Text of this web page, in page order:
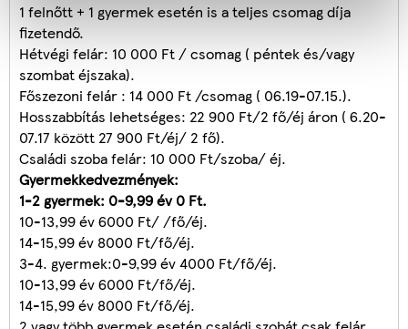
1 felnőtt + 1 gyermek esetén is a teljes csomag díja
fizetendő.
Hétvégi felár: 10 000 Ft / csomag ( péntek és/vagy
szombat éjszaka).
Főszezoni felár : 14 000 Ft /csomag ( 06.19-07.15.).
Hosszabbítás lehetséges: 22 900 Ft/2 fő/éj áron ( 6.20-
07.17 között 27 900 Ft/éj/ 2 fő).
Családi szoba felár: 10 000 Ft/szoba/ éj.
Gyermekkedvezmények:
1-2 gyermek: 0-9,99 év 0 Ft.
10-13,99 év 6000 Ft/ /fő/éj.
14-15,99 év 8000 Ft/fő/éj.
3-4. gyermek:0-9,99 év 4000 Ft/fő/éj.
10-13,99 év 6000 Ft/fő/éj.
14-15,99 év 8000 Ft/fő/éj.